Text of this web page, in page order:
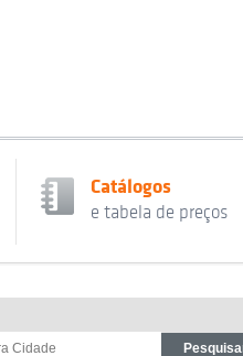
Catálogos
e tabela de preços